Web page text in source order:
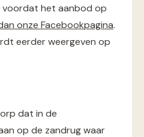
voordat het aanbod op
onze Facebookpagina.
eerder weergeven op
dat in de
op de zandrug waar